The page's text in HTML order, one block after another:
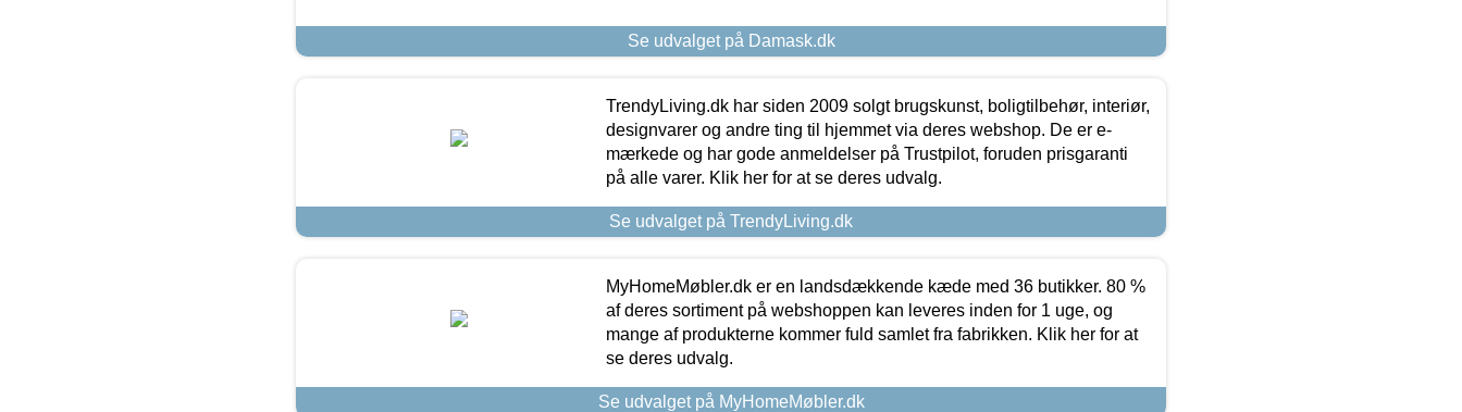
Se udvalget på Damask.dk
TrendyLiving.dk har siden 2009 solgt brugskunst, boligtilbehør, interiør,
designvarer og andre ting til hjemmet via deres webshop. De er e-
mærkede og har gode anmeldelser på Trustpilot, foruden prisgaranti
på alle varer. Klik her for at se deres udvalg.
Se udvalget på TrendyLiving.dk
MyHomeMøbler.dk er en landsdækkende kæde med 36 butikker. 80 %
af deres sortiment på webshoppen kan leveres inden for 1 uge, og
mange af produkterne kommer fuld samlet fra fabrikken. Klik her for at
se deres udvalg.
Se udvalget på MyHomeMøbler.dk